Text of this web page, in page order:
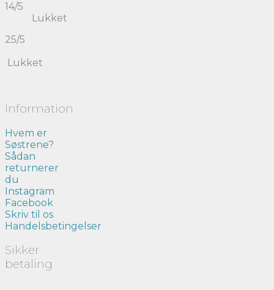
14/5
Lukket
25/5
Lukket
Information
Hvem er
Søstrene?
Sådan
returnerer
du
Instagram
Facebook
Skriv til os
Handelsbetingelser
Sikker
betaling